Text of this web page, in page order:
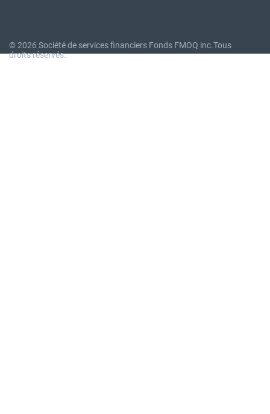
© 2026 Société de services financiers Fonds FMOQ inc.Tous
droits réservés.